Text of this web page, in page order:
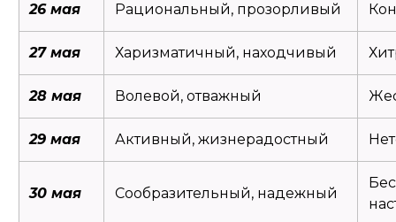
26 мая Рациональный, прозорливый
27 мая Харизматичный, находчивый
28 мая Волевой, отважный
29 мая Активный, жизнерадостный
30 мая Сообразительный, надежный